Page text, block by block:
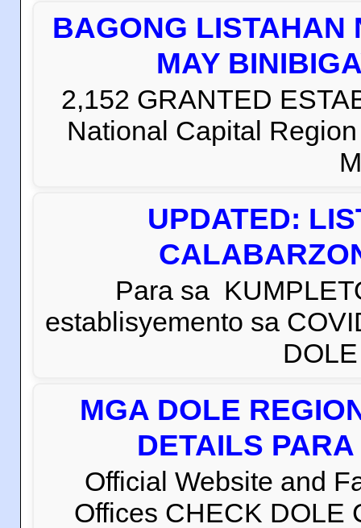
BAGONG LISTAHAN
MAY
2,152 GRANTED
National Capital
UPDATED:
Para sa
establisyemento sa
MGA DOLE
DETAILS
Official Website and
Offices CHECK DOLE